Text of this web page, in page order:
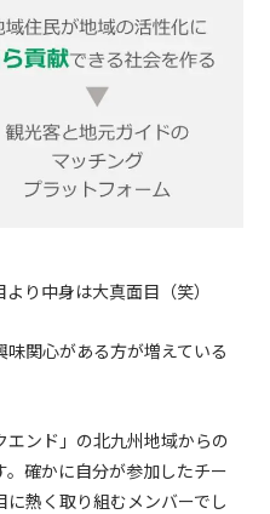
り中身は大真面目（笑）
関心がある方が増えている
ンド」の北九州地域からの
確かに自分が参加したチー
熱く取り組むメンバーでし